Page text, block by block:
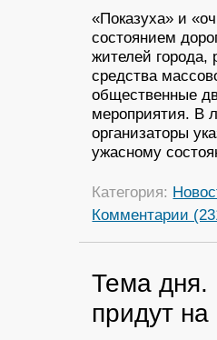
«Показуха» и
состоянием
жителей города,
средства
общественные
мероприятия. В
организаторы
ужасному
Категория:
Комментарии
Тема дня.
придут